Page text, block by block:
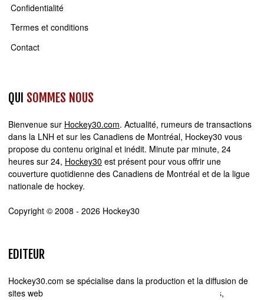
Confidentialité
Termes et conditions
Contact
QUI SOMMES NOUS
Bienvenue sur Hockey30.com. Actualité, rumeurs de transactions
dans la LNH et sur les Canadiens de Montréal, Hockey30 vous
propose du contenu original et inédit. Minute par minute, 24
heures sur 24, Hockey30 est présent pour vous offrir une
couverture quotidienne des Canadiens de Montréal et de la ligue
nationale de hockey.
Copyright © 2008 - 2026 Hockey30
EDITEUR
Hockey30.com se spécialise dans la production et la diffusion de
sites web d'actualité. Chez Hockey30.com, nous écrivons,